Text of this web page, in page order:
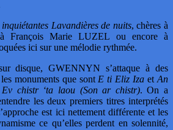
inquiétantes Lavandières de nuits, chères à
François Marie LUZEL ou encore à
ici sur une mélodie rythmée.
disque, GWENNYN s’attaque à des
monuments que sont E ti Eliz Iza etAn
Ev chistr ‘ta laou (Son ar chistr). On a
les deux premiers titres interprétés
est ici nettement différente et les
ce qu’elles perdent en solennité,